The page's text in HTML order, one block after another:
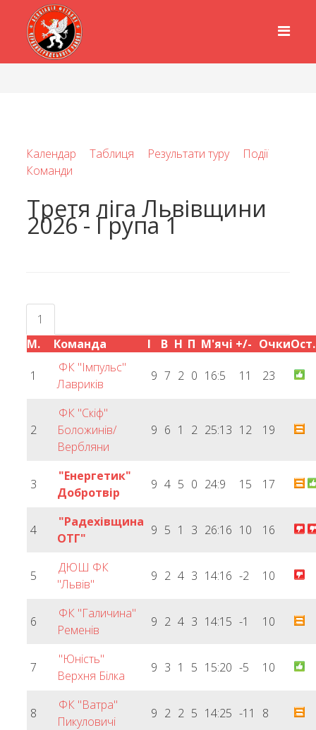
Календар Таблиця Результати туру
Події
Команди
Третя ліга Львівщини
2026 - Група 1
1
М.
Команда І В Н П М'ячі +/- Очки
1
ФК "Імпульс"
Лавриків
9 7 2 0 16:5 11 23
2
ФК "Скіф"
Боложинів/
Вербляни
9 6 1 2 25:13 12 19
3
"Енергетик"
Добротвір
9 4 5 0 24:9 15 17
4
"Радехівщина
ОТГ"
9 5 1 3 26:16 10 16
5
ДЮШ ФК
"Львів"
9 2 4 3 14:16 -2 10
6
ФК "Галичина"
Ременів
9 2 4 3 14:15 -1 10
7
"Юність"
Верхня Білка
9 3 1 5 15:20 -5 10
8
ФК "Ватра"
Пикуловичі
9 2 2 5 14:25 -11 8